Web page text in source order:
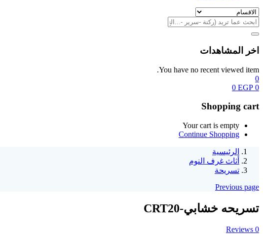
اخر المشاهدات
You have no recent viewed item.
0
0
0 EGP
Shopping cart
Your cart is empty
Continue Shopping
الرئيسية
أثاث غرف النوم
تسريحة
Previous page
تسريحه خشابي-CRT20
0